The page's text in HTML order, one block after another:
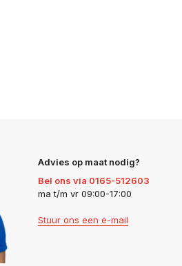
Advies op maat nodig?
Bel ons via 0165-512603
ma t/m vr 09:00-17:00
Stuur ons een e-mail